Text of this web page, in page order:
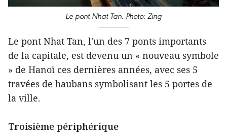
Le pont Nhat Tan. Photo: Zing
Le pont Nhat Tan, l'un des 7 ponts importants
de la capitale, est devenu un « nouveau symbole
» de Hanoï ces dernières années, avec ses 5
travées de haubans symbolisant les 5 portes de
la ville.
Troisième périphérique